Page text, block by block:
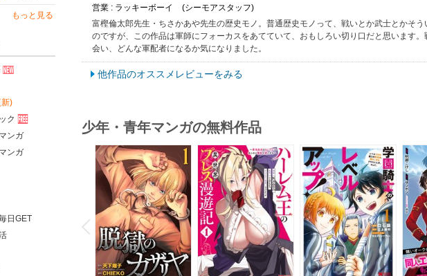
もっと見る
)
ク
ンガ
ンガ
日GET
営業 : ラッキーボーイ
(シーモアスタッフ)
富樫倫太郎先生・ちさかあや先生の歴史モノ。普通歴史モノって、戦いとか武士とかそ
のですが、この作品は軍師にフォーカスをあてていて、おもしろい切り口だと思います
会い、どんな軍配者になるか気になりました。
他作品のオススメレビューをみる
少年・青年マンガの無料作品
P
r
e
v
i
o
u
s